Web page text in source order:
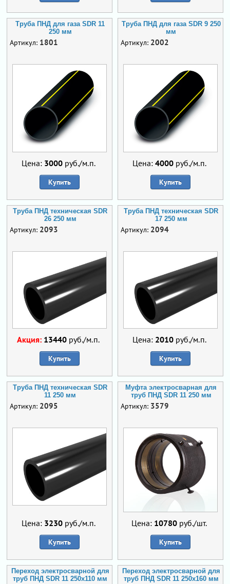
Труба ПНД для газа SDR 11
250 мм
Артикул: 1801
Цена: 3000руб./м.п.
Купить
Труба ПНД для газа SDR 9 250
мм
Артикул: 2002
Цена: 4000руб./м.п.
Купить
Труба ПНД техническая SDR
26 250 мм
Артикул: 2093
Акция: 13440 руб./м.п.
Купить
Труба ПНД техническая SDR
17 250 мм
Артикул: 2094
Цена: 2010руб./м.п.
Купить
Труба ПНД техническая SDR
11 250 мм
Артикул: 2095
Цена: 3230руб./м.п.
Купить
Муфта электросварная для
труб ПНД SDR 11 250 мм
Артикул: 3579
Цена: 10780 руб./шт.
Купить
Переход электросварной для
труб ПНД SDR 11 250х110 мм
Переход электросварной для
труб ПНД SDR 11 250х160 мм